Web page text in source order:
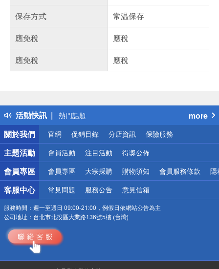
保存方式
常温保存
應免稅
應稅
應免稅
應稅
活動快訊
得獎公告
熱門話題
銀行優惠
偏遠地區配送
詐騙網頁！請小心！
more
關於我們
官網 促銷目錄 分店資訊 保險服務
主題活動 會員活動 注目活動 得獎公佈
會員專區 會員專區 大宗採購 購物須知 會員服務條款 隱
客服中心 常見問題 服務公告 意見信箱
服務時間： 週一至週日 09:00-21:00，例假日依網站公告為主
公司地址： 台北市北投區大業路136號5樓 (台灣)